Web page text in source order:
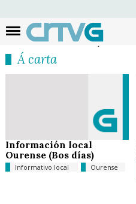
Á carta
Información local
Ourense (Bos días)
Informativo local Ourense